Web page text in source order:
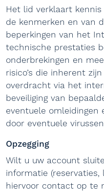
Het lid verklaart
de kenmerken en van
beperkingen van het
technische prestaties
onderbrekingen en
risico’s die inherent
overdracht via het
beveiliging van
eventuele omleidingen
door eventuele
Opzegging
Wilt u uw account
informatie
hiervoor contact op te